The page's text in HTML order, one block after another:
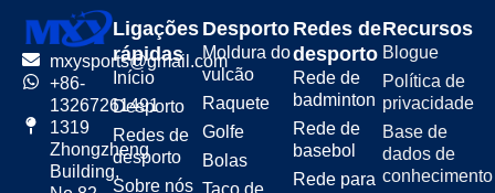
mxysports@gmail.com
+86-
13267261491
1319
Zhongzheng
Building,
Ligações
rápidas
Início
Desporto
Redes de
desporto
Sobre nós
Desporto
Moldura do
vulcão
Raquete
Golfe
Bolas
Redes de
desporto
Rede de
badminton
Rede de
basebol
Rede para
Recursos
Blogue
Política de
privacidade
Base de
dados de
conhecimento